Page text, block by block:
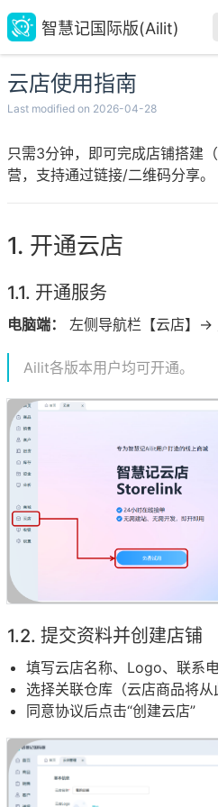
智慧记国际版(Ailit)
云店使用指南
Last modified on 2026-04-28
只需3分钟，即可完成店铺搭建
营，支持通过链接/二维码分享。
开通云店
开通服务
电脑端： 左侧导航栏【云店】→
Ailit各版本用户均可开通。
提交资料并创建店铺
填写云店名称、Logo、联系
选择关联仓库（云店商品将从
同意协议后点击“创建云店”